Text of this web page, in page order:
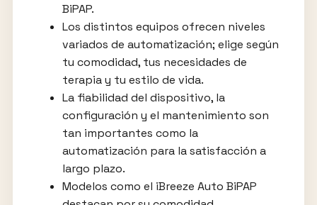
BiPAP.
Los distintos equipos ofrecen niveles
variados de automatización; elige según
tu comodidad, tus necesidades de
terapia y tu estilo de vida.
La fiabilidad del dispositivo, la
configuración y el mantenimiento son
tan importantes como la
automatización para la satisfacción a
largo plazo.
Modelos como el iBreeze Auto BiPAP